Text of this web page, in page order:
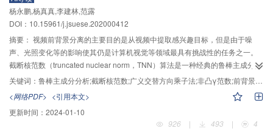
2.8%；差分结构能降低测振重构误差，重构波形更加平缓。
杨永鹏,杨真真,李建林,范露
DOI：10.15961/j.jsuese.202000412
摘要： 视频前背景分离的主要目的是从视频中提取感兴趣目标，但是由于噪
声、光照变化等的影响使其仍是计算机视觉等领域最具有挑战性的任务之一。
截断核范数（truncated nuclear norm，TNN）算法是一种经典的鲁棒主成分分
析（robust principal component analysis，RPCA）算法，被广泛地应用于视
频前背景分离。但是，该算法中的截断核范数对传统鲁棒主成分分析中的秩函
数逼近度不高，导致其稳定性不强，对一些复杂场景下的视频前背景分离精度
不高。针对该问题，本文提出了一种改进的截断核范数（improved truncated
nuclear norm，ITNN）算法。该算法首先采用非凸γ范数替代TNN模型中的核
关键词： 鲁棒主成分分析;截断核范数;广义交替方向乘子法;非凸γ范数;前背景分离
<网络PDF> <引用本文>
更新时间： 2024-01-10
926
| 493 | 4